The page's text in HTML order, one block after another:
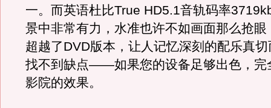
一。而英语杜比True HD5.1音轨码率
景中非常有力，水准也许不如画面那么抢眼
超越了DVD版本，让人记忆深刻的配乐真
找不到缺点——如果您的设备足够出色，完
影院的效果。